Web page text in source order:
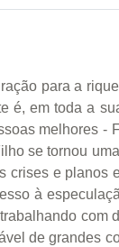
para a
é, em toda a
melhores
se tornou
crises e planos
à
de grandes